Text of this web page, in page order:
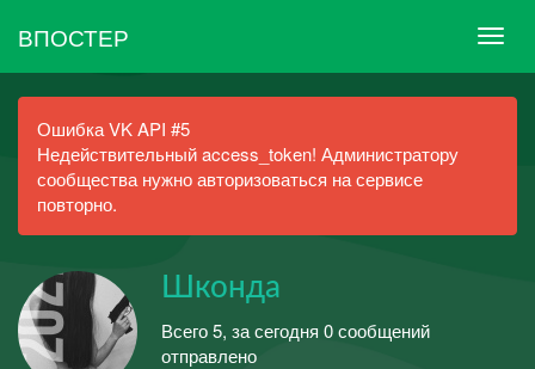
ВПОСТЕР
Ошибка VK API #5
Недействительный access_token! Администратору
сообщества нужно авторизоваться на сервисе
повторно.
Шконда
Всего 5, за сегодня 0 сообщений
отправлено